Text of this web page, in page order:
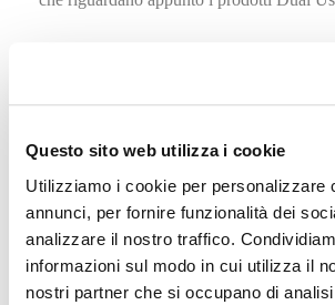
Questo sito web utilizza i cookie
Utilizziamo i cookie per personalizzare
annunci, per fornire funzionalità dei
analizzare il nostro traffico.
informazioni sul modo in cui utilizza il
nostri partner che si occupano di
sottoposte a regime di controllo. In
Iltrasportodei beni duali che
devono attraversare il territorio doganale
giungere presso una destinazione in
territorio doganale.
L’esportazionedei prodotti, anche nel